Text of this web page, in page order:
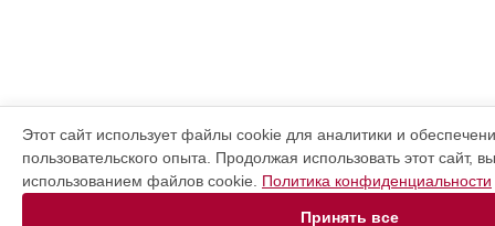
Этот сайт использует файлы cookie для аналитики и
пользовательского опыта. Продолжая использовать этот сайт,
использованием файлов cookie. Политика конфиденциальности
Принять все